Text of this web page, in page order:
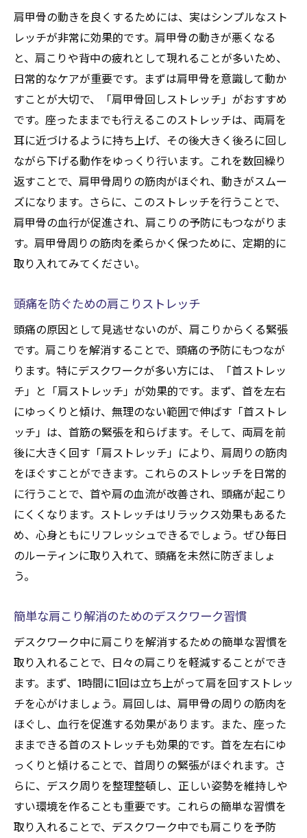
肩甲骨の動きを良くするためには、実はシンプルなスト
レッチが非常に効果的です。肩甲骨の動きが悪くなる
と、肩こりや背中の疲れとして現れることが多いため、
日常的なケアが重要です。まずは肩甲骨を意識して動か
すことが大切で、「肩甲骨回しストレッチ」がおすすめ
です。座ったままでも行えるこのストレッチは、両肩を
耳に近づけるように持ち上げ、その後大きく後ろに回し
ながら下げる動作をゆっくり行います。これを数回繰り
返すことで、肩甲骨周りの筋肉がほぐれ、動きがスムー
ズになります。さらに、このストレッチを行うことで、
肩甲骨の血行が促進され、肩こりの予防にもつながりま
す。肩甲骨周りの筋肉を柔らかく保つために、定期的に
取り入れてみてください。
頭痛を防ぐための肩こりストレッチ
頭痛の原因として見逃せないのが、肩こりからくる緊張
です。肩こりを解消することで、頭痛の予防にもつなが
ります。特にデスクワークが多い方には、「首ストレッ
チ」と「肩ストレッチ」が効果的です。まず、首を左右
にゆっくりと傾け、無理のない範囲で伸ばす「首ストレ
ッチ」は、首筋の緊張を和らげます。そして、両肩を前
後に大きく回す「肩ストレッチ」により、肩周りの筋肉
をほぐすことができます。これらのストレッチを日常的
に行うことで、首や肩の血流が改善され、頭痛が起こり
にくくなります。ストレッチはリラックス効果もあるた
め、心身ともにリフレッシュできるでしょう。ぜひ毎日
のルーティンに取り入れて、頭痛を未然に防ぎましょ
う。
簡単な肩こり解消のためのデスクワーク習慣
デスクワーク中に肩こりを解消するための簡単な習慣を
取り入れることで、日々の肩こりを軽減することができ
ます。まず、1時間に1回は立ち上がって肩を回すストレッ
チを心がけましょう。肩回しは、肩甲骨の周りの筋肉を
ほぐし、血行を促進する効果があります。また、座った
ままできる首のストレッチも効果的です。首を左右にゆ
っくりと傾けることで、首周りの緊張がほぐれます。さ
らに、デスク周りを整理整頓し、正しい姿勢を維持しや
すい環境を作ることも重要です。これらの簡単な習慣を
取り入れることで、デスクワーク中でも肩こりを予防